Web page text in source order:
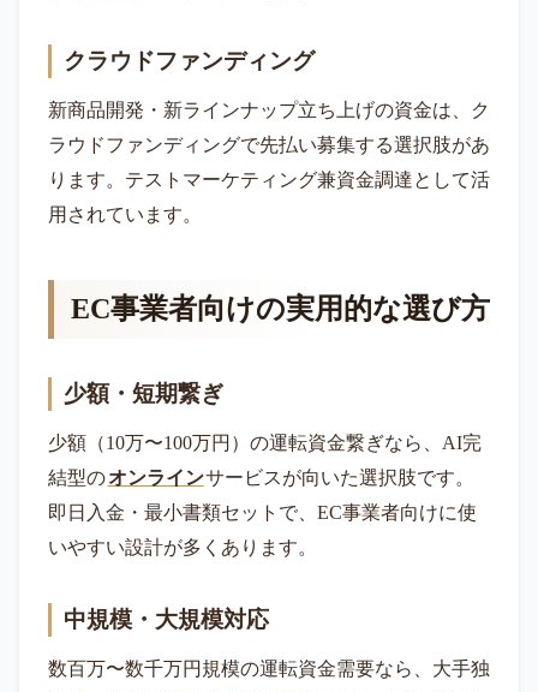
クラウドファンディング
新商品開発・新ラインナップ立ち上げの資金は、ク
ラウドファンディングで先払い募集する選択肢があ
ります。テストマーケティング兼資金調達として活
用されています。
EC事業者向けの実用的な選び方
少額・短期繋ぎ
少額（10万〜100万円）の運転資金繋ぎなら、AI完
結型のオンラインサービスが向いた選択肢です。
即日入金・最小書類セットで、EC事業者向けに使
いやすい設計が多くあります。
中規模・大規模対応
数百万〜数千万円規模の運転資金需要なら、大手独